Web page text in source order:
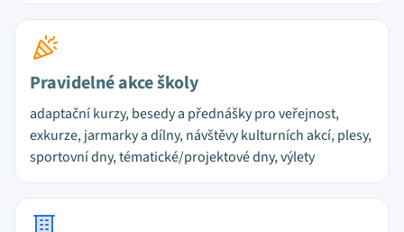
Pravidelné akce školy
adaptační kurzy, besedy a přednášky pro veřejnost,
exkurze, jarmarky a dílny, návštěvy kulturních akcí, plesy,
sportovní dny, tématické/projektové dny, výlety